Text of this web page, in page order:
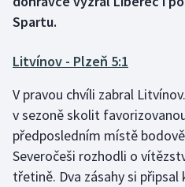
Golf
Jezdectví
Judo
Spartu.
Litvínov - Plzeň 5:1
V pravou chvíli zabral
v sezoně skolit
předposledním místě
Severočeši rozhodli o
třetině. Dva zásahy si